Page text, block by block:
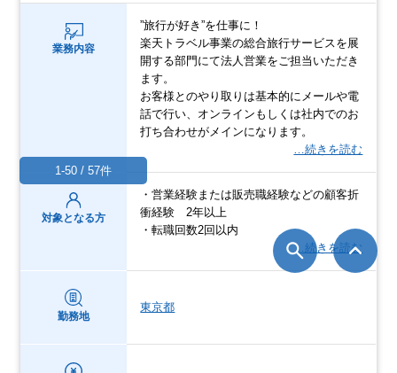
業務内容
”旅行が好き”を仕事に！
楽天トラベル事業の総合旅行サービスを展
開する部門にて法人営業をご担当いただき
ます。
お客様とのやり取りは基本的にメールや電
話で行い、オンラインもしくは社内でのお
打ち合わせがメインになります。
…続きを読む
対象となる方
・営業経験または販売職経験などの顧客折
衝経験 2年以上
・転職回数2回以内
…続きを読む
勤務地
東京都
1-50 / 57件